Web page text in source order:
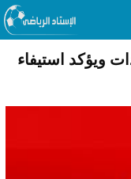
ويؤكد استيفاء